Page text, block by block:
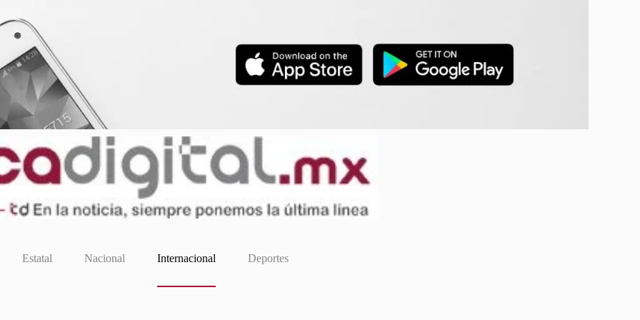
Estatal Nacional Internacional Deportes